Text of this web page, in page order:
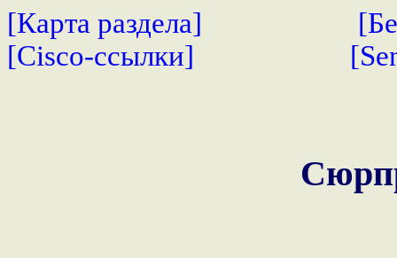
[Карта раздела]
[Cisco-ссылки]